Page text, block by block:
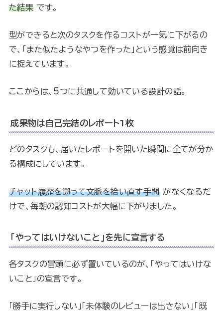
た結果 です。
型ができると次のタスクを作るコストが一気に下がるの
で、「また似たようなやつを作った」という感覚は前向き
に捉えています。
ここからは、5つに共通して効いている設計の話。
成果物は自己完結のレポート1枚
どのタスクも、届いたレポートを開いた瞬間に全てが分か
る構成にしています。
チャット履歴を遡って文脈を拾い直す手間がなくなるだ
けで、毎朝の認知コストが大幅に下がりました。
「やってはいけないこと」を先に宣言する
各タスクの冒頭に必ず置いているのが、「やってはいけな
いこと」の宣言です。
「勝手に実行しない」「未体験のレビューは出さない」「既